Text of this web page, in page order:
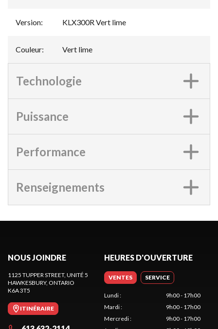
Version: KLX300R Vert lime
Couleur: Vert lime
Technologie
Puissance
Performance
Renseignements
NOUS JOINDRE
1125 TUPPER STREET, UNITÉ 5
HAWKESBURY, ONTARIO
K6A 3T5
ITINÉRAIRE
HEURES D'OUVERTURE
VENTES SERVICE
Lundi:
9h00 - 17h00
Mardi:
9h00 - 17h00
Mercredi:
9h00 - 17h00